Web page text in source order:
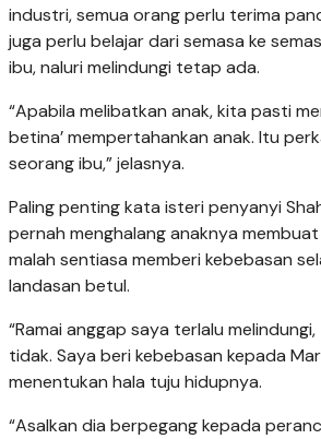
industri, semua orang perlu terima
juga perlu belajar dari semasa ke
ibu, naluri melindungi tetap ada.
“Apabila melibatkan anak, kita pasti
betina’ mempertahankan anak. Itu
seorang ibu,” jelasnya.
Paling penting kata isteri penyanyi
pernah menghalang anaknya
malah sentiasa memberi kebebasan
landasan betul.
“Ramai anggap saya terlalu
tidak. Saya beri kebebasan kepada
menentukan hala tuju hidupnya.
“Asalkan dia berpegang kepada